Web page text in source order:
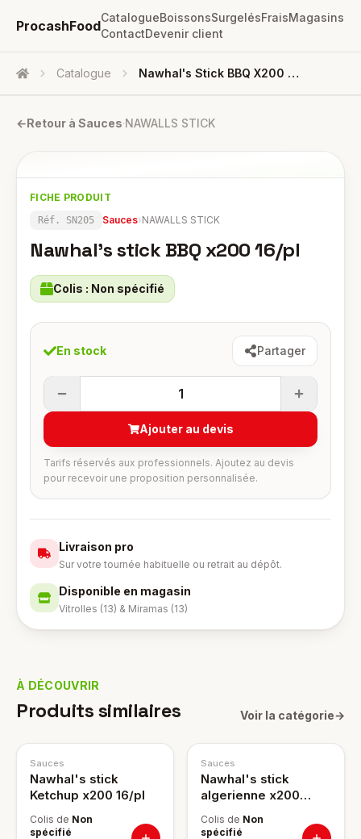
ProcashFood
CatalogueBoissonsSurgelésFraisMagasins
ContactDevenir client
Accueil Catalogue Nawhal's Stick BBQ X200 16/pl
←Retour à Sauces·NAWALLS STICK
FICHE PRODUIT
Réf. SN205 Sauces›NAWALLS STICK
Nawhal's stick BBQ x200 16/pl
Colis : Non spécifié
En stock Partager
1
Ajouter au devis
Tarifs réservés aux professionnels. Ajoutez au devis
pour recevoir une proposition personnalisée.
Livraison pro
Sur votre tournée habituelle ou retrait au dépôt.
Disponible en magasin
Vitrolles (13) & Miramas (13)
À DÉCOUVRIR
Produits similaires Voir la catégorie→
Sauces
Nawhal's stick
Ketchup x200 16/pl
Colis de Non
spécifié
Sauces
Nawhal's stick
algerienne x200
Colis de Non
spécifié